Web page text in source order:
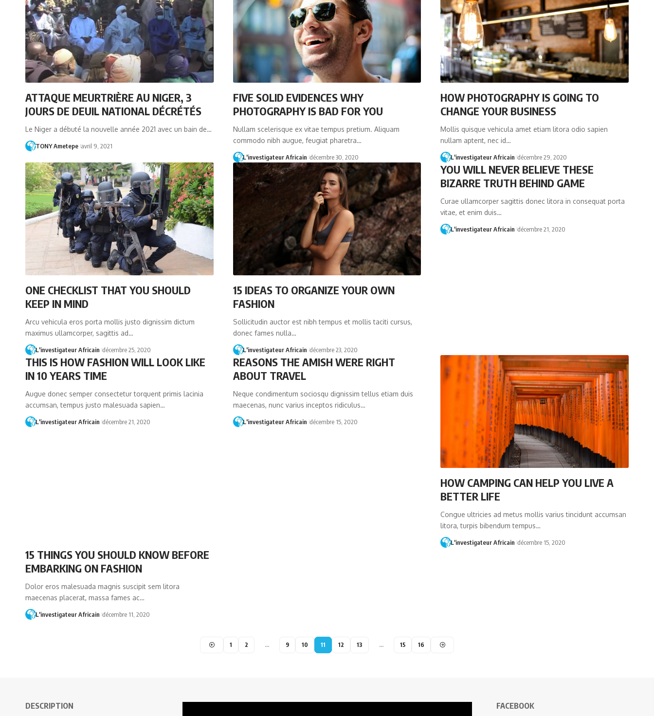
ATTAQUE MEURTRIÈRE AU NIGER, 3
JOURS DE DEUIL NATIONAL DÉCRÉTÉS
Le Niger a débuté la nouvelle année 2021 avec un bain de…
TONY Ametepe avril 9, 2021
FIVE SOLID EVIDENCES WHY
PHOTOGRAPHY IS BAD FOR YOU
Nullam scelerisque ex vitae tempus pretium. Aliquam
commodo nibh augue, feugiat pharetra…
L'investigateur Africain décembre 30, 2020
HOW PHOTOGRAPHY IS GOING TO
CHANGE YOUR BUSINESS
Mollis quisque vehicula amet etiam litora odio sapien
nullam aptent, nec id…
L'investigateur Africain décembre 29, 2020
ONE CHECKLIST THAT YOU SHOULD
KEEP IN MIND
Arcu vehicula eros porta mollis justo dignissim dictum
maximus ullamcorper, sagittis ad…
L'investigateur Africain décembre 25, 2020
15 IDEAS TO ORGANIZE YOUR OWN
FASHION
Sollicitudin auctor est nibh tempus et mollis taciti cursus,
donec fames nulla…
L'investigateur Africain décembre 23, 2020
YOU WILL NEVER BELIEVE THESE
BIZARRE TRUTH BEHIND GAME
Curae ullamcorper sagittis donec litora in consequat porta
vitae, et enim duis…
L'investigateur Africain décembre 21, 2020
THIS IS HOW FASHION WILL LOOK LIKE
IN 10 YEARS TIME
Augue donec semper consectetur torquent primis lacinia
accumsan, tempus justo malesuada sapien…
L'investigateur Africain décembre 21, 2020
REASONS THE AMISH WERE RIGHT
ABOUT TRAVEL
Neque condimentum sociosqu dignissim tellus etiam duis
maecenas, nunc varius inceptos ridiculus…
L'investigateur Africain décembre 15, 2020
HOW CAMPING CAN HELP YOU LIVE A
BETTER LIFE
Congue ultricies ad metus mollis varius tincidunt accumsan
litora, turpis bibendum tempus…
L'investigateur Africain décembre 15, 2020
15 THINGS YOU SHOULD KNOW BEFORE
EMBARKING ON FASHION
Dolor eros malesuada magnis suscipit sem litora
maecenas placerat, massa fames ac…
L'investigateur Africain décembre 11, 2020
1 2 … 9 10 11 12 13 … 15 16
DESCRIPTION FACEBOOK